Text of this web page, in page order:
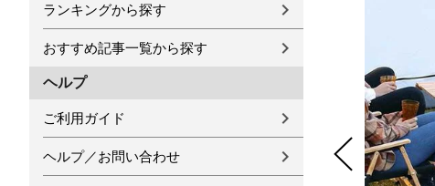
ランキングから探す
おすすめ記事一覧から探す
ヘルプ
ご利用ガイド
ヘルプ／お問い合わせ